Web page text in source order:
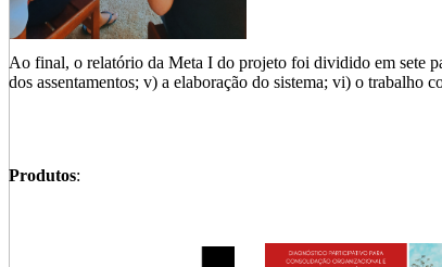
Ao final, o relatório da Meta I do projeto foi dividido em sete
dos assentamentos; v) a elaboração do sistema; vi) o trabalho
Produtos: